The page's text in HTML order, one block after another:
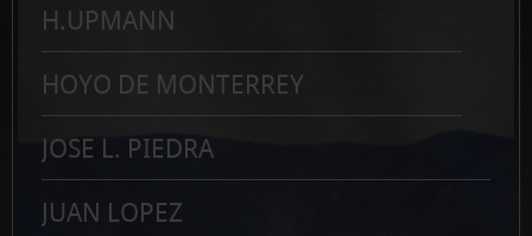
H.UPMANN
HOYO DE MONTERREY
JOSE L. PIEDRA
JUAN LOPEZ